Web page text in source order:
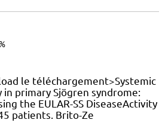
le téléchargement>Systemic
primary Sjögren syndrome:
the EULAR-SS DiseaseActivity
patients. Brito-Ze